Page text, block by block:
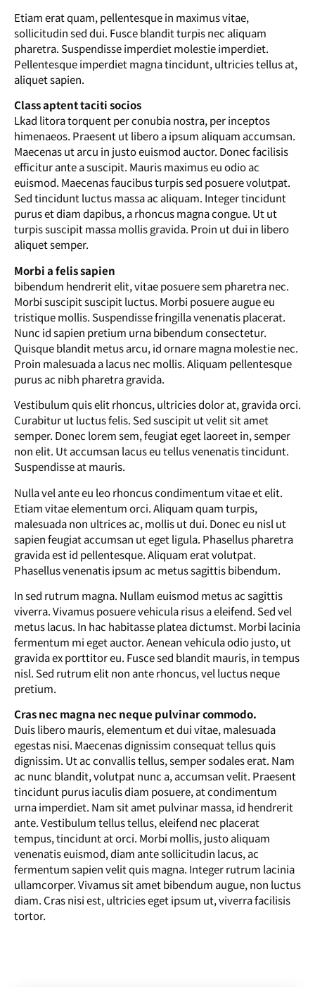
Etiam erat quam, pellentesque in maximus vitae,
sollicitudin sed dui. Fusce blandit turpis nec aliquam
pharetra. Suspendisse imperdiet molestie imperdiet.
Pellentesque imperdiet magna tincidunt, ultricies tellus at,
aliquet sapien.
Class aptent taciti socios
Lkad litora torquent per conubia nostra, per inceptos
himenaeos. Praesent ut libero a ipsum aliquam accumsan.
Maecenas ut arcu in justo euismod auctor. Donec facilisis
efficitur ante a suscipit. Mauris maximus eu odio ac
euismod. Maecenas faucibus turpis sed posuere volutpat.
Sed tincidunt luctus massa ac aliquam. Integer tincidunt
purus et diam dapibus, a rhoncus magna congue. Ut ut
turpis suscipit massa mollis gravida. Proin ut dui in libero
aliquet semper.
Morbi a felis sapien
bibendum hendrerit elit, vitae posuere sem pharetra nec.
Morbi suscipit suscipit luctus. Morbi posuere augue eu
tristique mollis. Suspendisse fringilla venenatis placerat.
Nunc id sapien pretium urna bibendum consectetur.
Quisque blandit metus arcu, id ornare magna molestie nec.
Proin malesuada a lacus nec mollis. Aliquam pellentesque
purus ac nibh pharetra gravida.
Vestibulum quis elit rhoncus, ultricies dolor at, gravida orci.
Curabitur ut luctus felis. Sed suscipit ut velit sit amet
semper. Donec lorem sem, feugiat eget laoreet in, semper
non elit. Ut accumsan lacus eu tellus venenatis tincidunt.
Suspendisse at mauris.
Nulla vel ante eu leo rhoncus condimentum vitae et elit.
Etiam vitae elementum orci. Aliquam quam turpis,
malesuada non ultrices ac, mollis ut dui. Donec eu nisl ut
sapien feugiat accumsan ut eget ligula. Phasellus pharetra
gravida est id pellentesque. Aliquam erat volutpat.
Phasellus venenatis ipsum ac metus sagittis bibendum.
In sed rutrum magna. Nullam euismod metus ac sagittis
viverra. Vivamus posuere vehicula risus a eleifend. Sed vel
metus lacus. In hac habitasse platea dictumst. Morbi lacinia
fermentum mi eget auctor. Aenean vehicula odio justo, ut
gravida ex porttitor eu. Fusce sed blandit mauris, in tempus
nisl. Sed rutrum elit non ante rhoncus, vel luctus neque
pretium.
Cras nec magna nec neque pulvinar commodo.
Duis libero mauris, elementum et dui vitae, malesuada
egestas nisi. Maecenas dignissim consequat tellus quis
dignissim. Ut ac convallis tellus, semper sodales erat. Nam
ac nunc blandit, volutpat nunc a, accumsan velit. Praesent
tincidunt purus iaculis diam posuere, at condimentum
urna imperdiet. Nam sit amet pulvinar massa, id hendrerit
ante. Vestibulum tellus tellus, eleifend nec placerat
tempus, tincidunt at orci. Morbi mollis, justo aliquam
venenatis euismod, diam ante sollicitudin lacus, ac
fermentum sapien velit quis magna. Integer rutrum lacinia
ullamcorper. Vivamus sit amet bibendum augue, non luctus
diam. Cras nisi est, ultricies eget ipsum ut, viverra facilisis
tortor.